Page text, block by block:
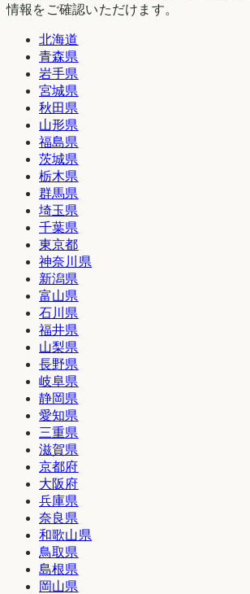
情報をご確認いただけます。
北海道
青森県
岩手県
宮城県
秋田県
山形県
福島県
茨城県
栃木県
群馬県
埼玉県
千葉県
東京都
神奈川県
新潟県
富山県
石川県
福井県
山梨県
長野県
岐阜県
静岡県
愛知県
三重県
滋賀県
京都府
大阪府
兵庫県
奈良県
和歌山県
鳥取県
島根県
岡山県